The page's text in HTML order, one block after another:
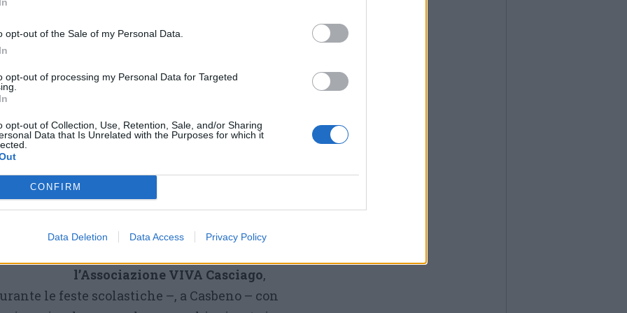
opt-out of the Sale of my Personal Data.
opt-out of processing my Personal Data for Targeted
opt-out of Collection, Use, Retention, Sale, and/or Sharing
Data that Is Unrelated with the Purposes for which it
CONFIRM
Data Deletion Data Access Privacy Policy
LICEO SCIENTIFICO LA RACCOLTA FONDI PER
MUMBAY
Project ho esteso l’appello ad
Una rete provinciale che ha visto
protagonistitanti amici
generosi e adesioni a Casciago
l’Associazione VIVA Casciago,
le feste scolastiche –, a Casbeno – con